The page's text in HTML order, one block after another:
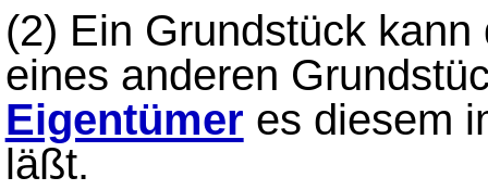
(2) Ein Grundstück
eines anderen
Eigentümer es diesem
läßt.